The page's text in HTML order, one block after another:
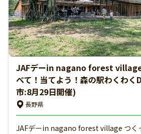
JAFデーin nagano forest village
べて！当てよう！森の駅わくわく
市:8月29日開催)
長野県
JAFデーin nagano forest village つく